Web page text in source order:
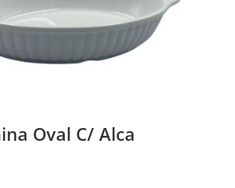
Oval C/ Alca